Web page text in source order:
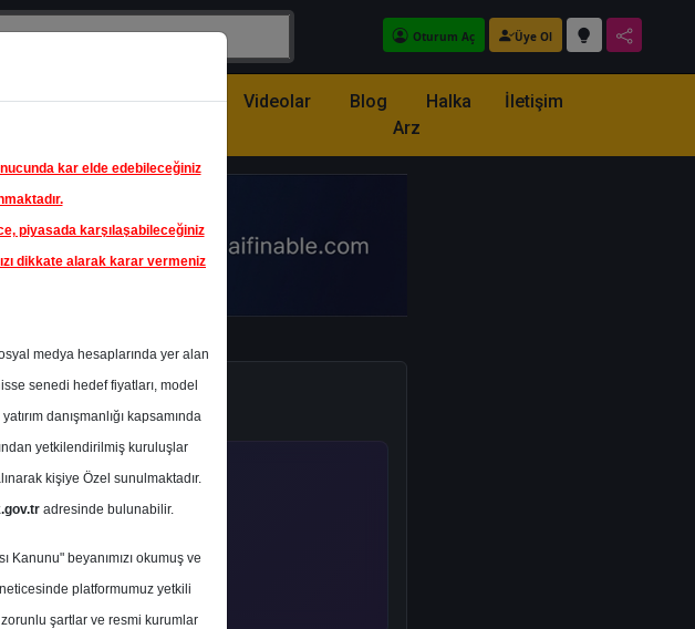
Oturum Aç Üye Ol
Partnerlerimiz Videolar Blog
Halka
Arz
İletişim
kar elde edebileceğiniz
piyasada karşılaşabileceğiniz
dikkate alarak karar vermeniz
medya hesaplarında yer alan
senedi hedef fiyatları, model
danışmanlığı kapsamında
yetkilendirilmiş kuruluşlar
kişiye Özel sunulmaktadır.
adresinde bulunabilir.
Kanunu" beyanımızı okumuş ve
platformumuz yetkili
şartlar ve resmi kurumlar